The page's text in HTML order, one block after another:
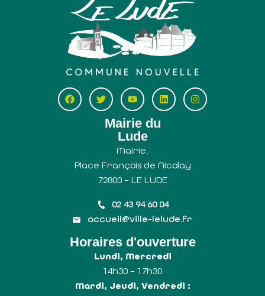
Mairie du
Lude
Mairie,
Place François de Nicolaÿ
72800 – LE LUDE
02 43 94 60 04
accueil@ville-lelude.fr
Horaires d'ouverture
Lundi, Mercredi
14h30 – 17h30
Mardi, Jeudi, Vendredi :